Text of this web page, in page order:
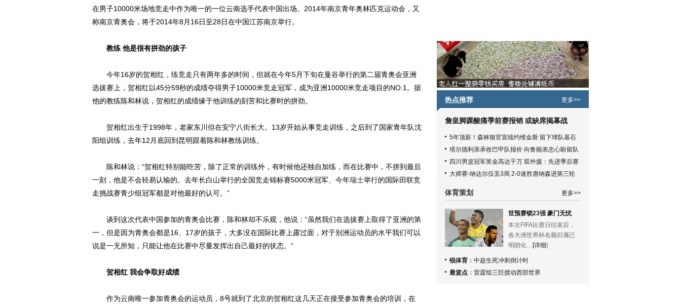
在男子10000米场地竞走中作为唯一的一位云南选手代表中国出场。2014年南京青年奥林匹克运动会，又
称南京青奥会，将于2014年8月16日至28日在中国江苏南京举行。
教练 他是很有拼劲的孩子
今年16岁的贺相红，练竞走只有两年多的时间，但就在今年5月下旬在曼谷举行的第二届青奥会亚洲
选拔赛上，贺相红以45分59秒的成绩夺得男子10000米竞走冠军，成为亚洲10000米竞走项目的NO.1。据
他的教练陈和林说，贺相红的成绩缘于他训练的刻苦和比赛时的拼劲。
贺相红出生于1998年，老家东川但在安宁八街长大。13岁开始从事竞走训练，之后到了国家青年队沈
阳组训练，去年12月底回到昆明跟着陈和林教练训练。
陈和林说：“贺相红特别能吃苦，除了正常的训练外，有时候他还独自加练，而在比赛中，不拼到最后
一刻，他是不会轻易认输的。去年长白山举行的全国竞走锦标赛5000米冠军、今年瑞士举行的国际田联竞
走挑战赛青少组冠军都是对他最好的认可。”
谈到这次代表中国参加的青奥会比赛，陈和林却不乐观，他说：“虽然我们在选拔赛上取得了亚洲的第
一，但是因为青奥会都是16、17岁的孩子，大多没在国际比赛上露过面，对于别洲运动员的水平我们可以
说是一无所知，只能让他在比赛中尽量发挥出自己最好的状态。”
贺相红 我会争取好成绩
作为云南唯一参加青奥会的运动员，8号就到了北京的贺相红这几天正在接受参加青奥会的培训，在
热点推荐 更多>>
詹皇脚踝酸痛季前赛报销 或缺席揭幕战
5年顶薪！森林狼官宣续约维金斯 留下球队基石
塔尔德利亲承收巴甲队报价 向鲁能表忠心盼留队
四川男篮冠军奖金高达千万 双外援：先进季后赛
大师赛-纳达尔仅丢3局 2-0速胜唐纳森进第三轮
体育策划 更多>>
世预赛锁23强 豪门无忧
本次FIFA比赛日结束后，
各大洲世界杯名额归属已
明朗化… [详细]
锐体育 ： 中超生死冲刺倒计时
最篮点 ： 雷霆组三巨搅动西部世界